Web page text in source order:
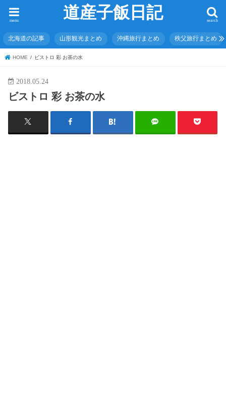
道産子飯日記 search
menu
北海道の記事 山形観光まとめ 沖縄旅行まとめ 秩父旅行まとめ
HOME ビストロ 彩 お茶の水
2018.05.24
ビストロ 彩 お茶の水